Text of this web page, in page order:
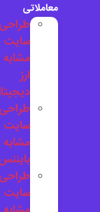
معاملاتی
طراحی
سایت
مشابه
ارز
دیجیتال
طراحی
سایت
مشابه
بایننس
طراحی
سایت